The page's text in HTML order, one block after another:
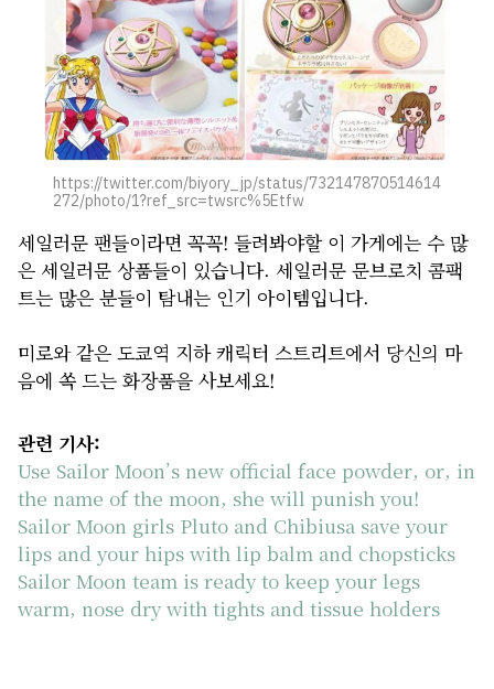
https://twitter.com/biyory_jp/status/732147870514614
272/photo/1?ref_src=twsrc%5Etfw
세일러문 팬들이라면 꼭꼭! 들려봐야할 이 가게에는 수 많
은 세일러문 상품들이 있습니다. 세일러문 문브로치 콤팩
트는 많은 분들이 탐내는 인기 아이템입니다.
미로와 같은 도쿄역 지하 캐릭터 스트리트에서 당신의 마
음에 쏙 드는 화장품을 사보세요!
관련 기사:
Use Sailor Moon’s new official face powder, or, in
the name of the moon, she will punish you!
Sailor Moon girls Pluto and Chibiusa save your
lips and your hips with lip balm and chopsticks
Sailor Moon team is ready to keep your legs
warm, nose dry with tights and tissue holders